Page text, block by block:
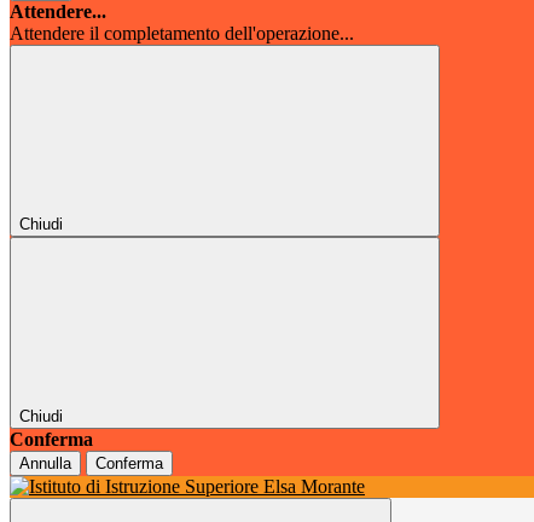
Attendere...
Attendere il completamento dell'operazione...
Chiudi
Chiudi
Conferma
Annulla Conferma